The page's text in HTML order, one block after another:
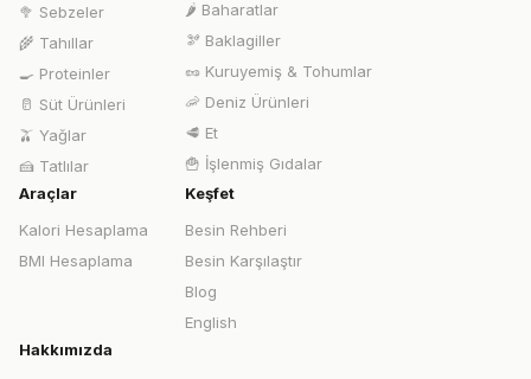
🥦 Sebzeler
🌾 Tahıllar
🍳 Proteinler
🥛 Süt Ürünleri
🫒 Yağlar
🍰 Tatlılar
🌶️ Baharatlar
🫘 Baklagiller
🥜 Kuruyemiş & Tohumlar
🦐 Deniz Ürünleri
🥩 Et
🍟 İşlenmiş Gıdalar
Araçlar
Kalori Hesaplama
BMI Hesaplama
Keşfet
Besin Rehberi
Besin Karşılaştır
Blog
English
Hakkımızda